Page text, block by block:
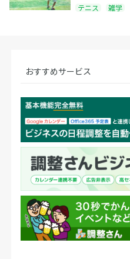
テニス 雑学
おすすめサービス